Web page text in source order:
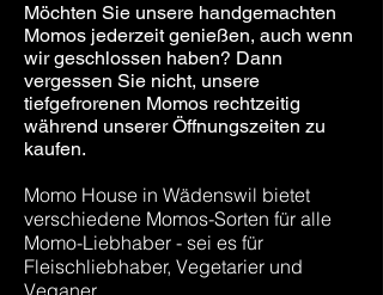
Möchten Sie unsere handgemachten
Momos jederzeit genießen, auch wenn
wir geschlossen haben? Dann
vergessen Sie nicht, unsere
tiefgefrorenen Momos rechtzeitig
während unserer Öffnungszeiten zu
kaufen.
Momo House in Wädenswil bietet
verschiedene Momos-Sorten für alle
Momo-Liebhaber - sei es für
Fleischliebhaber, Vegetarier und
Veganer.